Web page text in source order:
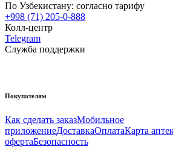
По Узбекистану: согласно тарифу
+998 (71) 205-0-888
Колл-центр
Telegram
Служба поддержки
Покупателям
Как сделать заказМобильное
приложениеДоставкаОплатаКарта
офертаБезопасность